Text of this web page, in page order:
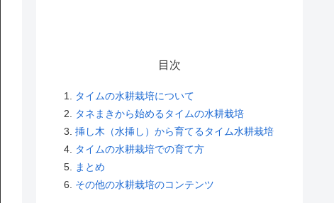
目次
タイムの水耕栽培について
タネまきから始めるタイムの水耕栽培
挿し木（水挿し）から育てるタイム水耕栽培
タイムの水耕栽培での育て方
まとめ
その他の水耕栽培のコンテンツ